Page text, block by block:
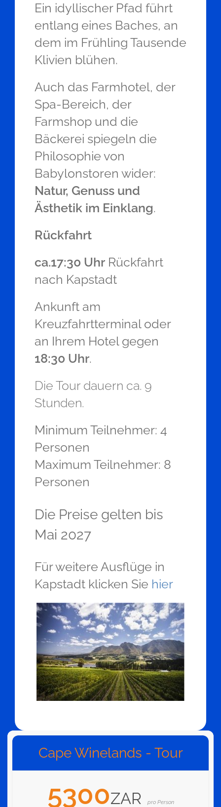
Ein idyllischer Pfad führt
entlang eines Baches, an
dem im Frühling Tausende
Klivien blühen.
Auch das Farmhotel, der
Spa-Bereich, der
Farmshop und die
Bäckerei spiegeln die
Philosophie von
Babylonstoren wider:
Natur, Genuss und
Ästhetik im Einklang.
Rückfahrt
ca.17:30 Uhr Rückfahrt
nach Kapstadt
Ankunft am
Kreuzfahrtterminal oder
an Ihrem Hotel gegen
18:30 Uhr.
Die Tour dauern ca. 9
Stunden.
Minimum Teilnehmer: 4
Personen
Maximum Teilnehmer: 8
Personen
Die Preise gelten bis
Mai 2027
Für weitere Ausflüge in
Kapstadt klicken Sie hier
Cape Winelands - Tour
5300ZAR pro Person